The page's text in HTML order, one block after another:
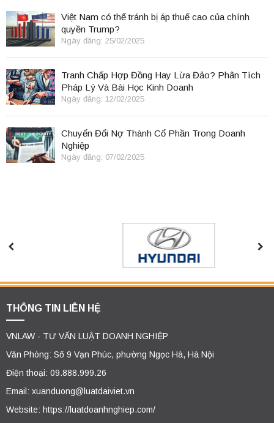
Việt Nam có thể tránh bị áp thuế cao của chính
quyền Trump?
Ngày đăng: 25/02/2025
Tranh Chấp Hợp Đồng Hay Lừa Đảo? Phân Tích
Pháp Lý Và Bài Học Kinh Doanh
Ngày đăng: 12/02/2025
Chuyển Đổi Nợ Thành Cổ Phần Trong Doanh
Nghiệp
Ngày đăng: 07/02/2025
THÔNG TIN LIÊN HỆ
VNLAW - TƯ VẤN LUẬT DOANH NGHIỆP
Văn Phòng: Số 9 Vạn Phúc, phường Ngọc Hà, Hà Nội
Điện thoại: 09.888.999.26
Email: xuanduong@luatdaiviet.vn
Website: https://luatdoanhnghiep.com/